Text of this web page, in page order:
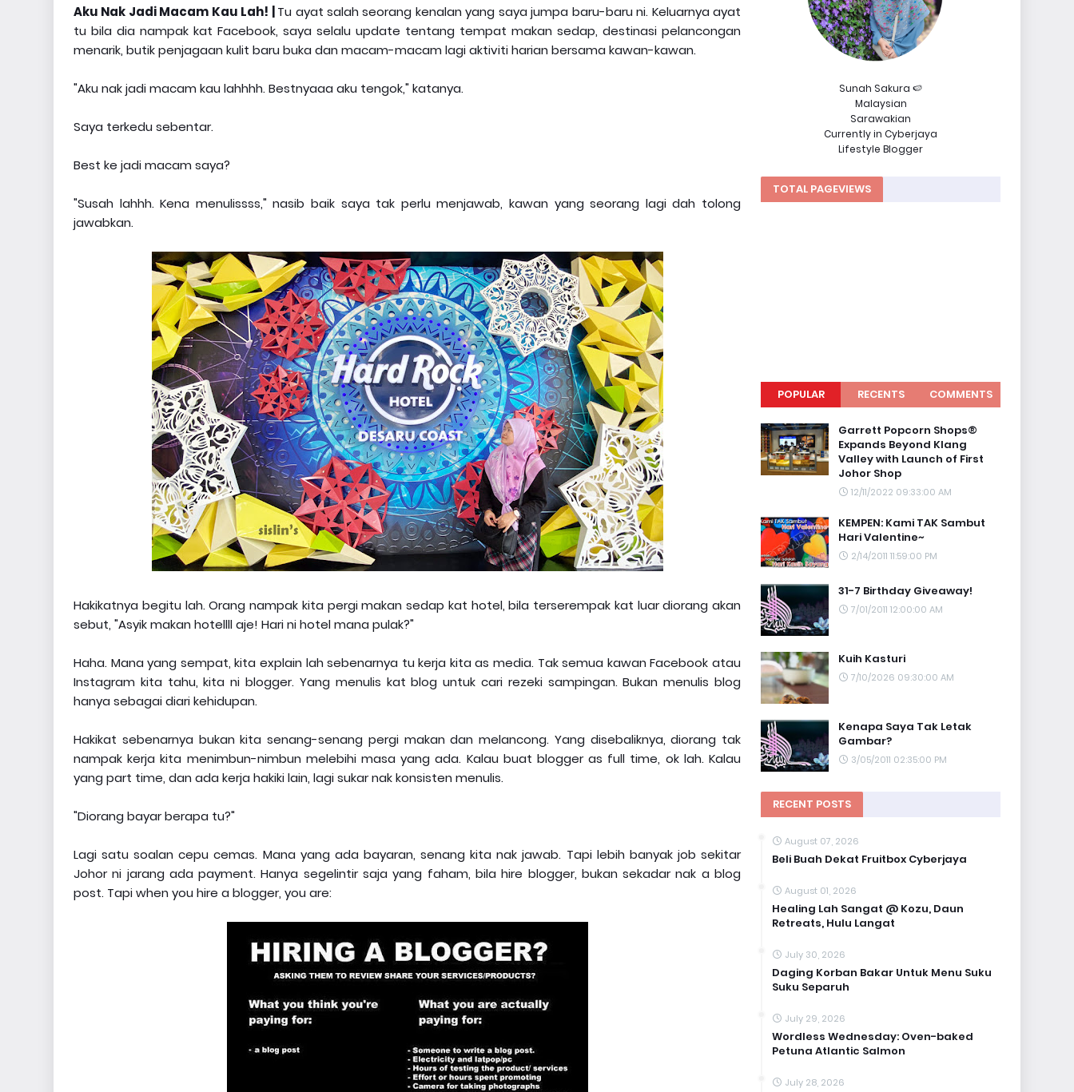
Aku Nak Jadi Macam Kau Lah! | Tu ayat salah seorang kenalan yang saya jumpa baru-baru ni. Keluarnya ayat
tu bila dia nampak kat Facebook, saya selalu update tentang tempat makan sedap, destinasi pelancongan
menarik, butik penjagaan kulit baru buka dan macam-macam lagi aktiviti harian bersama kawan-kawan.
"Aku nak jadi macam kau lahhhh. Bestnyaaa aku tengok," katanya.
Saya terkedu sebentar.
Best ke jadi macam saya?
"Susah lahhh. Kena menulissss," nasib baik saya tak perlu menjawab, kawan yang seorang lagi dah tolong
jawabkan.
Hakikatnya begitu lah. Orang nampak kita pergi makan sedap kat hotel, bila terserempak kat luar diorang akan
sebut, "Asyik makan hotellll aje! Hari ni hotel mana pulak?"
Haha. Mana yang sempat, kita explain lah sebenarnya tu kerja kita as media. Tak semua kawan Facebook atau
Instagram kita tahu, kita ni blogger. Yang menulis kat blog untuk cari rezeki sampingan. Bukan menulis blog
hanya sebagai diari kehidupan.
Hakikat sebenarnya bukan kita senang-senang pergi makan dan melancong. Yang disebaliknya, diorang tak
nampak kerja kita menimbun-nimbun melebihi masa yang ada. Kalau buat blogger as full time, ok lah. Kalau
yang part time, dan ada kerja hakiki lain, lagi sukar nak konsisten menulis.
"Diorang bayar berapa tu?"
Lagi satu soalan cepu cemas. Mana yang ada bayaran, senang kita nak jawab. Tapi lebih banyak job sekitar
Johor ni jarang ada payment. Hanya segelintir saja yang faham, bila hire blogger, bukan sekadar nak a blog
post. Tapi when you hire a blogger, you are:
Sunah Sakura 🍉
Malaysian
Sarawakian
Currently in Cyberjaya
Lifestyle Blogger
TOTAL PAGEVIEWS
POPULAR RECENTS COMMENTS
Garrett Popcorn Shops®
Expands Beyond Klang
Valley with Launch of First
Johor Shop
12/11/2022 09:33:00 AM
KEMPEN: Kami TAK Sambut
Hari Valentine~
2/14/2011 11:59:00 PM
31-7 Birthday Giveaway!
7/01/2011 12:00:00 AM
Kuih Kasturi
7/10/2026 09:30:00 AM
Kenapa Saya Tak Letak
Gambar?
3/05/2011 02:35:00 PM
RECENT POSTS
August 07, 2026
Beli Buah Dekat Fruitbox Cyberjaya
August 01, 2026
Healing Lah Sangat @ Kozu, Daun
Retreats, Hulu Langat
July 30, 2026
Daging Korban Bakar Untuk Menu Suku
Suku Separuh
July 29, 2026
Wordless Wednesday: Oven-baked
Petuna Atlantic Salmon
July 28, 2026